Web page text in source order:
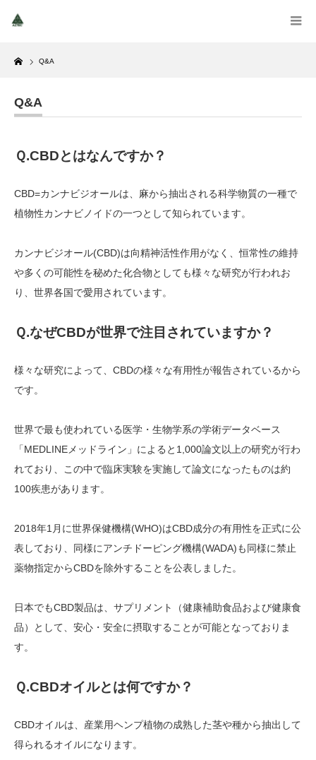
Home
Q&A
Q&A
Ｑ.CBDとはなんですか？
CBD=カンナビジオールは、麻から抽出される科学物質の一種で
植物性カンナビノイドの一つとして知られています。
カンナビジオール(CBD)は向精神活性作用がなく、恒常性の維持
や多くの可能性を秘めた化合物としても様々な研究が行われお
り、世界各国で愛用されています。
Ｑ.なぜCBDが世界で注目されていますか？
様々な研究によって、CBDの様々な有用性が報告されているから
です。
世界で最も使われている医学・生物学系の学術データベース
「MEDLINEメッドライン」によると1,000論文以上の研究が行わ
れており、この中で臨床実験を実施して論文になったものは約
100疾患があります。
2018年1月に世界保健機構(WHO)はCBD成分の有用性を正式に公
表しており、同様にアンチドーピング機構(WADA)も同様に禁止
薬物指定からCBDを除外することを公表しました。
日本でもCBD製品は、サプリメント（健康補助食品および健康食
品）として、安心・安全に摂取することが可能となっておりま
す。
Ｑ.CBDオイルとは何ですか？
CBDオイルは、産業用ヘンプ植物の成熟した茎や種から抽出して
得られるオイルになります。